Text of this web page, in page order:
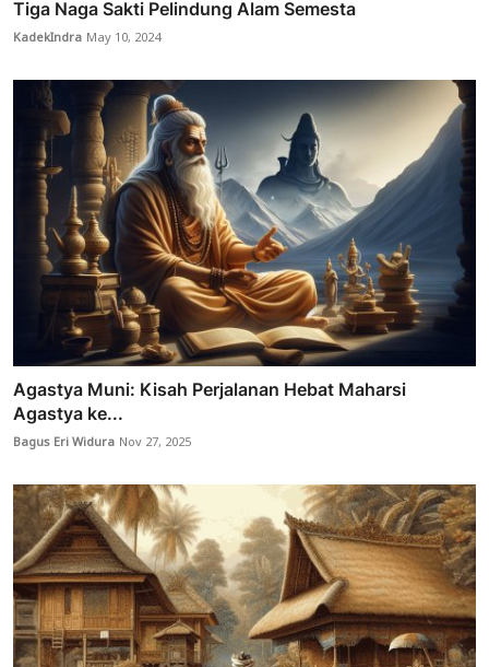
Tiga Naga Sakti Pelindung Alam Semesta
KadekIndra May 10, 2024
Agastya Muni: Kisah Perjalanan Hebat Maharsi
Agastya ke...
Bagus Eri Widura Nov 27, 2025